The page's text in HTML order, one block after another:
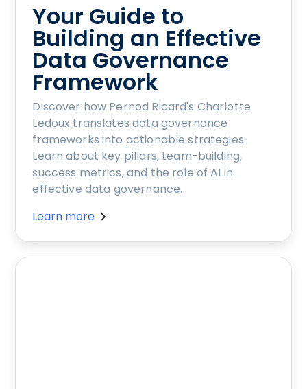
Your Guide to
Building an Effective
Data Governance
Framework
Discover how Pernod Ricard's Charlotte
Ledoux translates data governance
frameworks into actionable strategies.
Learn about key pillars, team-building,
success metrics, and the role of AI in
effective data governance.
Learn more